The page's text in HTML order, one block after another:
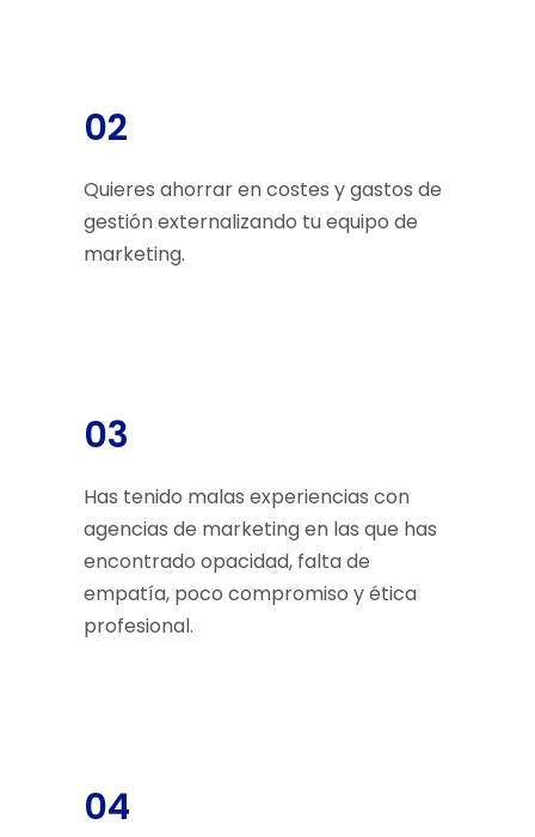
02
Quieres ahorrar en costes y gastos de
gestión externalizando tu equipo de
marketing.
03
Has tenido malas experiencias con
agencias de marketing en las que has
encontrado opacidad, falta de
empatía, poco compromiso y ética
profesional.
04